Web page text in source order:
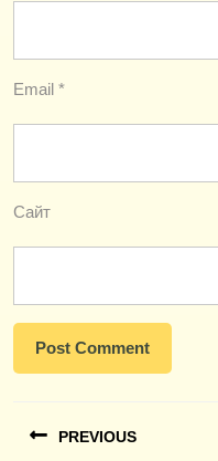
Email *
Сайт
по
PREVIOUS